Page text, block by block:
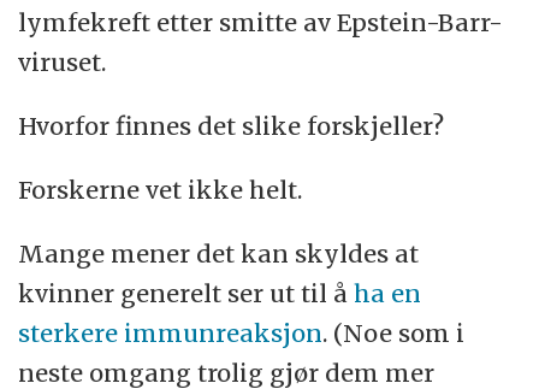
lymfekreft etter smitte av Epstein-Barr-
viruset.
Hvorfor finnes det slike forskjeller?
Forskerne vet ikke helt.
Mange mener det kan skyldes at
kvinner generelt ser ut til åha en
sterkere immunreaksjon. (Noe som i
neste omgang trolig gjør dem mer